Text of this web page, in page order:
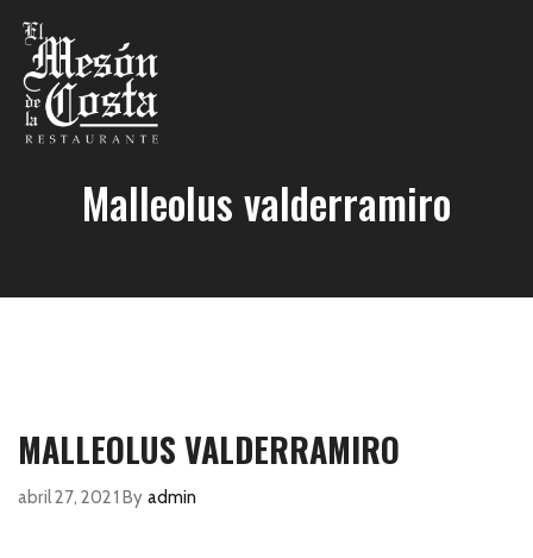
Malleolus valderramiro
MALLEOLUS VALDERRAMIRO
abril 27, 2021 By admin